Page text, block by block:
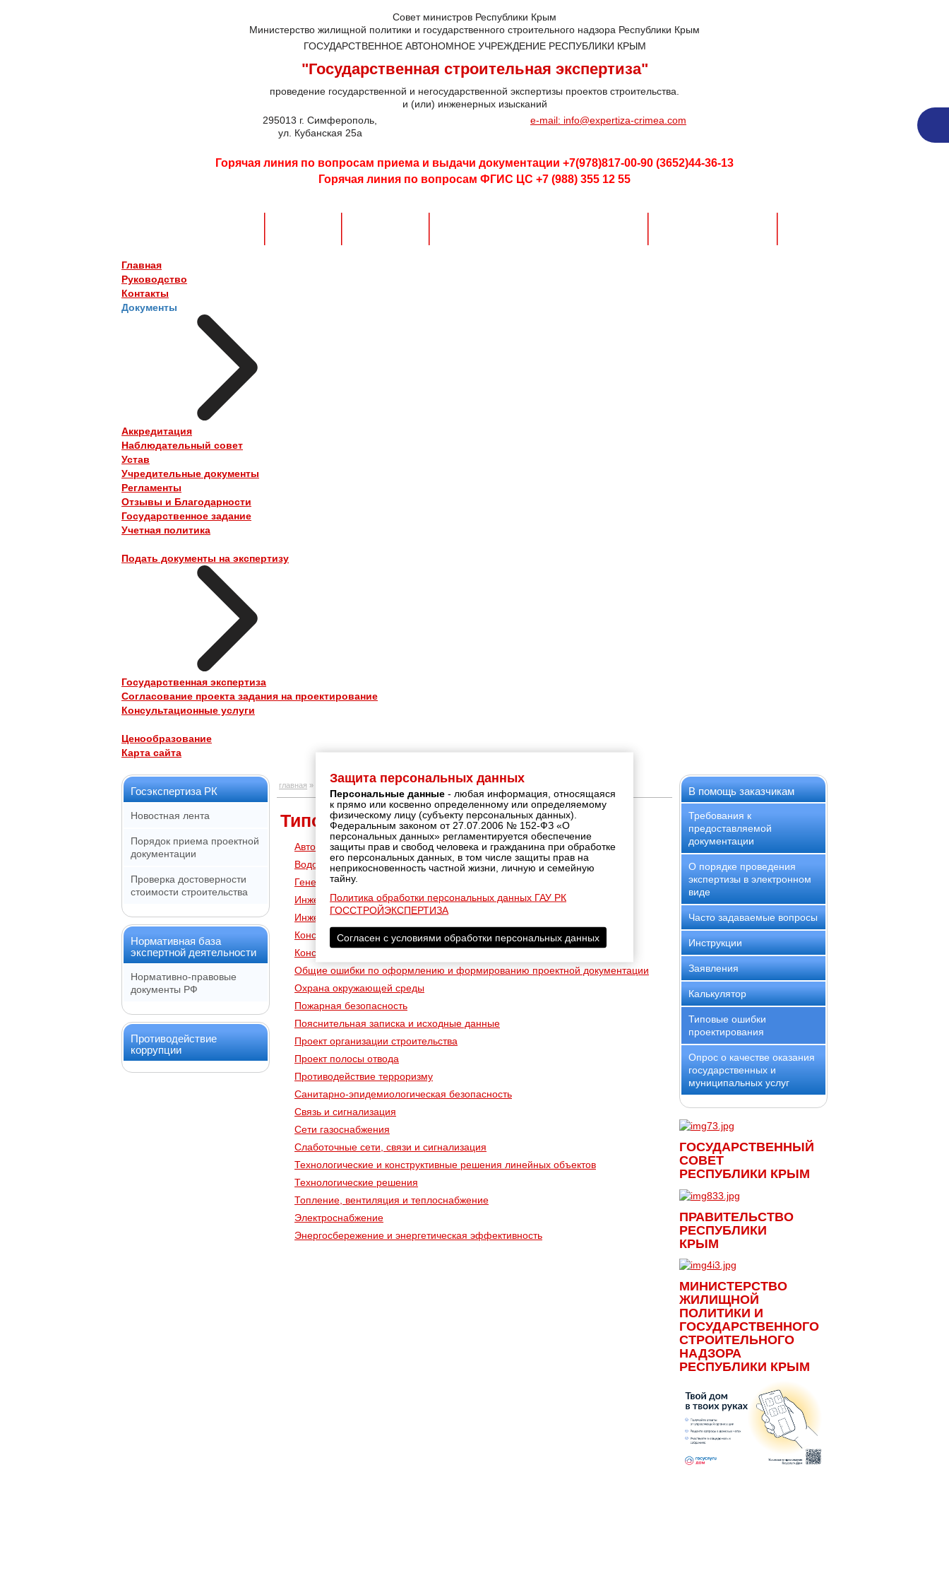
Защита персональных данных
Персональные данные - любая информация, относящаяся
к прямо или косвенно определенному или определяемому
физическому лицу (субъекту персональных данных).
Федеральным законом от 27.07.2006 № 152-ФЗ «О
персональных данных» регламентируется обеспечение
защиты прав и свобод человека и гражданина при обработке
его персональных данных, в том числе защиты прав на
неприкосновенность частной жизни, личную и семейную
тайну.
Политика обработки персональных данных ГАУ РК
ГОССТРОЙЭКСПЕРТИЗА
Согласен с условиями обработки персональных данных
Совет министров Республики Крым
Министерство жилищной политики и государственного строительного надзора Республики Крым
ГОСУДАРСТВЕННОЕ АВТОНОМНОЕ УЧРЕЖДЕНИЕ РЕСПУБЛИКИ КРЫМ
"Государственная строительная экспертиза"
проведение государственной и негосударственной экспертизы проектов строительства.
и (или) инженерных изысканий
295013 г. Симферополь,
ул. Кубанская 25а
e-mail: info@expertiza-crimea.com
Горячая линия по вопросам приема и выдачи документации +7(978)817-00-90 (3652)44-36-13
Горячая линия по вопросам ФГИС ЦС +7 (988) 355 12 55
Главная
Руководство
Контакты
Документы
Аккредитация
Наблюдательный совет
Устав
Учредительные документы
Регламенты
Отзывы и Благодарности
Государственное задание
Учетная политика
Подать документы на экспертизу
Государственная экспертиза
Согласование проекта задания на проектирование
Консультационные услуги
Ценообразование
Карта сайта
Госэкспертиза РК
Новостная лента
Порядок приема проектной
документации
Проверка достоверности
стоимости строительства
Нормативная база
экспертной деятельности
Нормативно-правовые
документы РФ
Противодействие
коррупции
главная » типовые ошибки проектирования
Типовые ошибки проектирования
Автомобильные дороги
Водоснабжение и канализация
Генеральный план, архитектурные решения
Инженерные изыскания
Инженерно-геодезические изыскания
Конструктивные решения и расчет конструкций
Конструктивные решения
Общие ошибки по оформлению и формированию проектной документации
Охрана окружающей среды
Пожарная безопасность
Пояснительная записка и исходные данные
Проект организации строительства
Проект полосы отвода
Противодействие терроризму
Санитарно-эпидемиологическая безопасность
Связь и сигнализация
Сети газоснабжения
Слаботочные сети, связи и сигнализация
Технологические и конструктивные решения линейных объектов
Технологические решения
Топление, вентиляция и теплоснабжение
Электроснабжение
Энергосбережение и энергетическая эффективность
В помощь заказчикам
Требования к
предоставляемой
документации
О порядке проведения
экспертизы в электронном
виде
Часто задаваемые вопросы
Инструкции
Заявления
Калькулятор
Типовые ошибки
проектирования
Опрос о качестве оказания
государственных и
муниципальных услуг
ГОСУДАРСТВЕННЫЙ
СОВЕТ
РЕСПУБЛИКИ КРЫМ
ПРАВИТЕЛЬСТВО
РЕСПУБЛИКИ
КРЫМ
МИНИСТЕРСТВО
ЖИЛИЩНОЙ
ПОЛИТИКИ И
ГОСУДАРСТВЕННОГО
СТРОИТЕЛЬНОГО
НАДЗОРА
РЕСПУБЛИКИ КРЫМ